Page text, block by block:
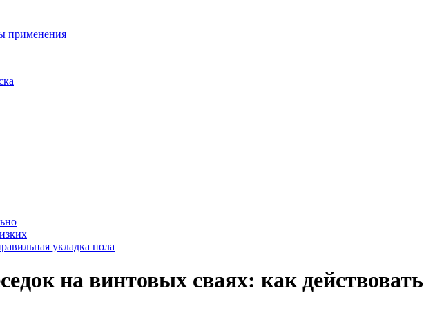
применения
укладка пола
на винтовых сваях: как действовать